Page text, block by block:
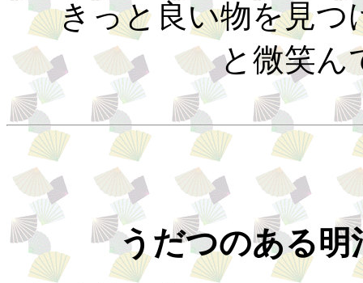
きっと良い物を見つ
と微笑ん
うだつのある明